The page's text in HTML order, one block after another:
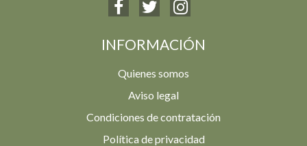
INFORMACIÓN
Quienes somos
Aviso legal
Condiciones de contratación
Política de privacidad